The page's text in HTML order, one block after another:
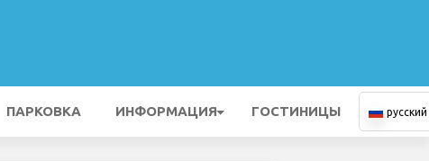
ПАРКОВКА ИНФОРМАЦИЯ ГОСТИНИЦЫ русский